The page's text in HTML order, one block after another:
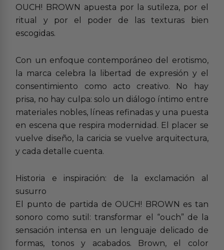
OUCH! BROWN apuesta por la sutileza, por el
ritual y por el poder de las texturas bien
escogidas.
Con un enfoque contemporáneo del erotismo,
la marca celebra la libertad de expresión y el
consentimiento como acto creativo. No hay
prisa, no hay culpa: solo un diálogo íntimo entre
materiales nobles, líneas refinadas y una puesta
en escena que respira modernidad. El placer se
vuelve diseño, la caricia se vuelve arquitectura,
y cada detalle cuenta.
Historia e inspiración: de la exclamación al
susurro
El punto de partida de OUCH! BROWN es tan
sonoro como sutil: transformar el “ouch” de la
sensación intensa en un lenguaje delicado de
formas, tonos y acabados. Brown, el color